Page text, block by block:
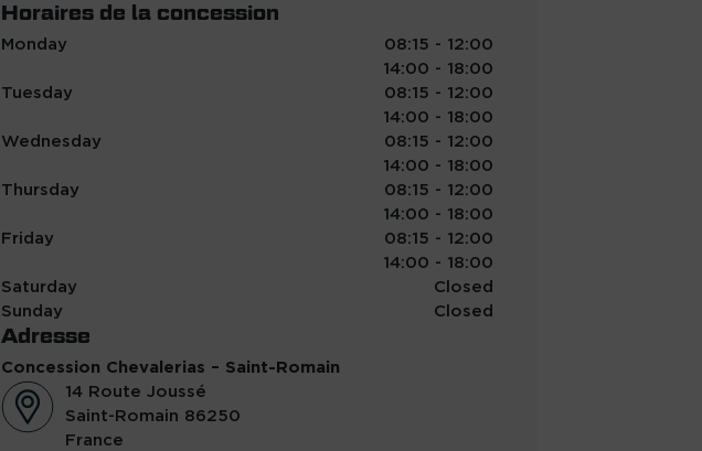
Horaires de la concession
Monday
08:15 - 12:00
14:00 - 18:00
Tuesday
08:15 - 12:00
14:00 - 18:00
Wednesday
08:15 - 12:00
14:00 - 18:00
Thursday
08:15 - 12:00
14:00 - 18:00
Friday
08:15 - 12:00
14:00 - 18:00
Saturday
Closed
Sunday
Closed
Adresse
Concession Chevalerias – Saint-Romain
14 Route Joussé
Saint-Romain 86250
France